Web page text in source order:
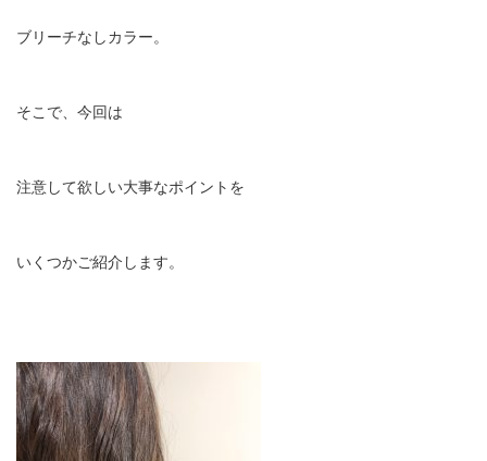
ブリーチなしカラー。
そこで、今回は
注意して欲しい大事なポイントを
いくつかご紹介します。